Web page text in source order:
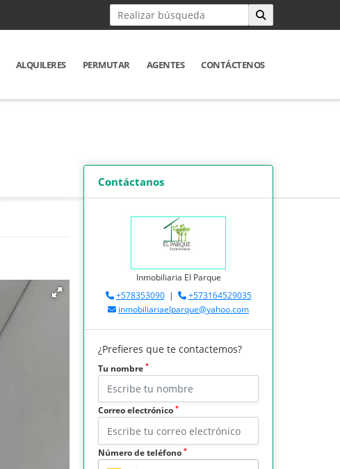
ALQUILERES PERMUTAR AGENTES CONTÁCTENOS
Contáctanos
Inmobiliaria El Parque
+578353090|
+573164529035
inmobiliariaelparque@yahoo.com
¿Prefieres que te contactemos?
Tu nombre *
Correo electrónico *
Número de teléfono *